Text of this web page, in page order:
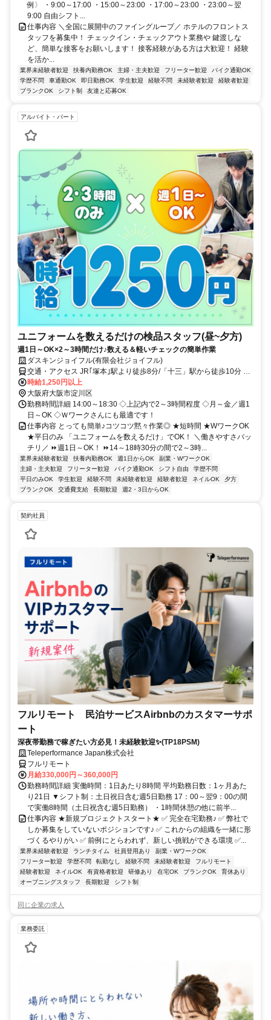
例〉 ・9:00～17:00 ・15:00～23:00 ・17:00～23:00 ・23:00～翌
9:00 自由シフト...
仕事内容 ＼全国に展開中のファイングループ／ ホテルのフロントス
タッフを募集中！ チェックイン・チェックアウト業務や 鍵渡しな
ど、簡単な接客をお願いします！ 接客経験がある方は大歓迎！ 経験
を活か...
業界未経験者歓迎 扶養内勤務OK 主婦・主夫歓迎 フリーター歓迎
バイク通勤OK
学歴不問
車通勤OK 即日勤務OK 学生歓迎 経験不問 未経験者歓迎
経験者歓迎
ブランクOK
シフト制 友達と応募OK
アルバイト・パート
ユニフォームを数えるだけの検品スタッフ(昼~夕方)
週1日～OK×2～3時間だけ♪数える＆軽いチェックの簡単作業
ダスキンジョイフル(有限会社ジョイフル)
交通・アクセス JR｢塚本｣駅より徒歩8分/「十三」駅から徒歩10分 ※
バイク通勤ＯＫ
時給1,250円以上
大阪府大阪市淀川区
勤務時間詳細 14:00～18:30 ◇上記内で2～3時間程度 ◇月～金／週1
日～OK ◇Ｗワークさんにも最適です！
仕事内容 とっても簡単♪コツコツ黙々作業◎ ★短時間 ★WワークOK
★平日のみ 「ユニフォームを数えるだけ」でOK！ ＼働きやすさバッ
チリ／ ⏩週1日～OK！ ⏩14～18時30分の間で2～3時...
業界未経験者歓迎 扶養内勤務OK 週1日からOK
副業・WワークOK
主婦・主夫歓迎
フリーター歓迎 バイク通勤OK シフト自由
学歴不問
平日のみOK
学生歓迎 経験不問 未経験者歓迎 経験者歓迎 ネイルOK
夕方
ブランクOK
交通費支給 長期歓迎 週2・3日からOK
契約社員
フルリモート 民泊サービスAirbnbのカスタマーサポ
ート
深夜帯勤務で稼ぎたい方必見！未経験歓迎✨(TP18PSM)
Teleperformance Japan株式会社
フルリモート
月給330,000円～360,000円
勤務時間詳細 実働時間：1日あたり8時間 平均勤務日数：1ヶ月あた
り21日 ▼シフト制：土日祝日含む週5日勤務 17：00～翌9：00の間
で実働8時間（土日祝含む週5日勤務） ・1時間休憩の他に前半...
仕事内容 ★新規プロジェクトスタート★ ✅ 完全在宅勤務♪ ✅ 弊社で
しか募集をしていないポジションです♪ ✅ これからの組織を一緒に形
づくるやりがい ✅ 前例にとらわれず、新しい挑戦ができる環境 ✅...
業界未経験者歓迎 ランチタイム 社員登用あり
副業・WワークOK
フリーター歓迎
学歴不問 転勤なし 経験不問 未経験者歓迎
フルリモート
経験者歓迎
ネイルOK 有資格者歓迎 研修あり 在宅OK ブランクOK
育休あり
オープニングスタッフ
長期歓迎 シフト制
同じ企業の求人
業務委託